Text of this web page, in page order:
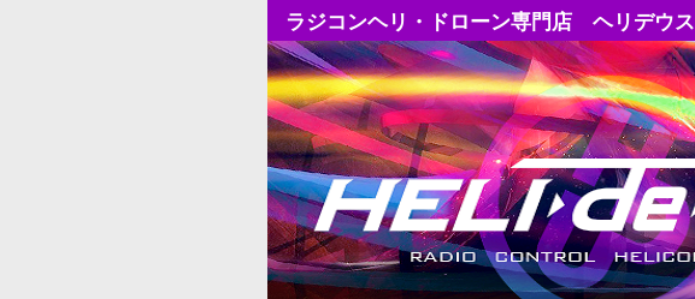
ラジコンヘリ・ドローン専門店 ヘリデウス